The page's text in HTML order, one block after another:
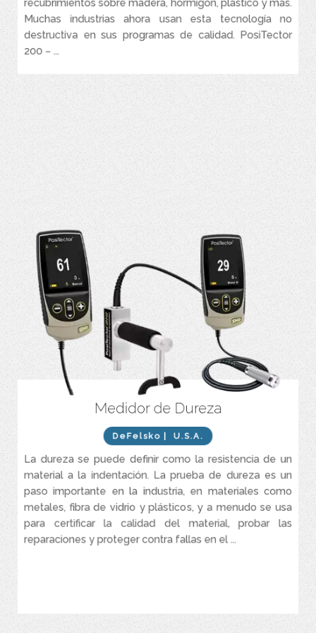
recubrimientos sobre madera, hormigón, plástico y más.
Muchas industrias ahora usan esta tecnología no
destructiva en sus programas de calidad. PosiTector
200 – ...
Medidor de Dureza
DeFelsko | U.S.A.
La dureza se puede definir como la resistencia de un
material a la indentación. La prueba de dureza es un
paso importante en la industria, en materiales como
metales, fibra de vidrio y plásticos, y a menudo se usa
para certificar la calidad del material, probar las
reparaciones y proteger contra fallas en el ...
PosiTector SHD – Medidor de dureza Shore para la resistencia de
diferentes rangos de dureza: Shore A y Shore D
cuenta regresiva en pantalla para cumplir con los estándares
nacionales e internacionales. ASTM D2240, ISO 868/7267/7619, y
DIN 53505
PosiTector SHD – El modo Auto Ignore, omite las lecturas de
dureza por debajo de 20 y por encima de 90 según los
estándares internacionales